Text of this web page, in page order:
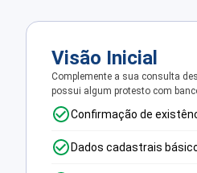
Visão Inicial
Complemente a sua consulta
possui algum protesto com
Confirmação de
Dados cadastrais